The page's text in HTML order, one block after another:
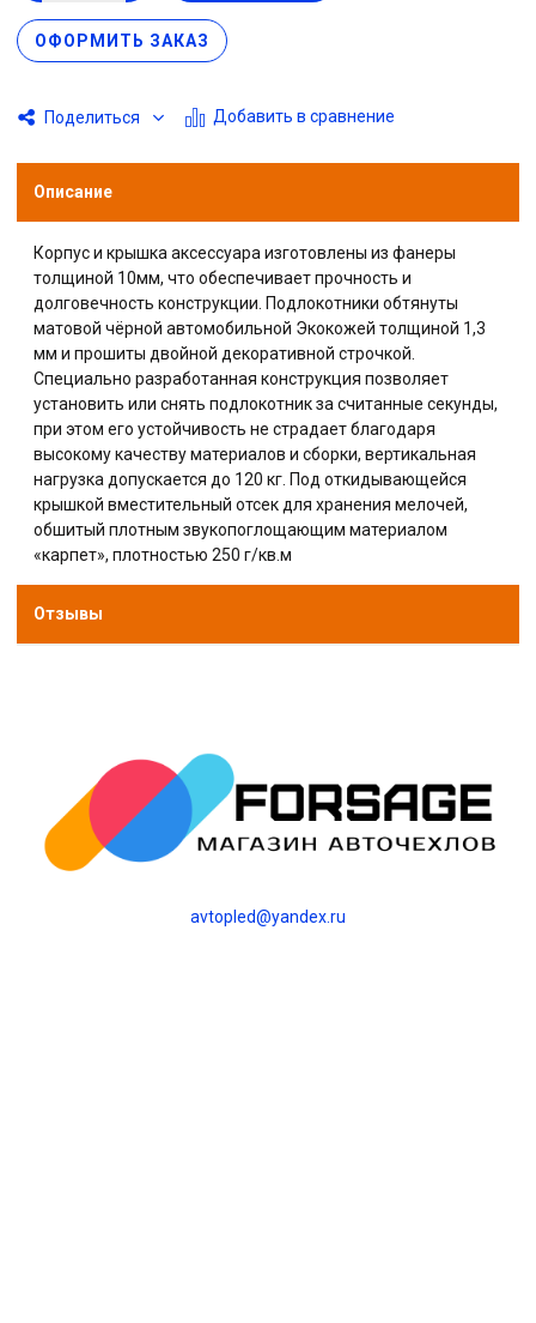
ОФОРМИТЬ ЗАКАЗ
Поделиться Добавить в сравнение
Описание
Корпус и крышка аксессуара изготовлены из фанеры
толщиной 10мм, что обеспечивает прочность и
долговечность конструкции. Подлокотники обтянуты
матовой чёрной автомобильной Экокожей толщиной 1,3
мм и прошиты двойной декоративной строчкой.
Специально разработанная конструкция позволяет
установить или снять подлокотник за считанные секунды,
при этом его устойчивость не страдает благодаря
высокому качеству материалов и сборки, вертикальная
нагрузка допускается до 120 кг. Под откидывающейся
крышкой вместительный отсек для хранения мелочей,
обшитый плотным звукопоглощающим материалом
«карпет», плотностью 250 г/кв.м
Отзывы
avtopled@yandex.ru